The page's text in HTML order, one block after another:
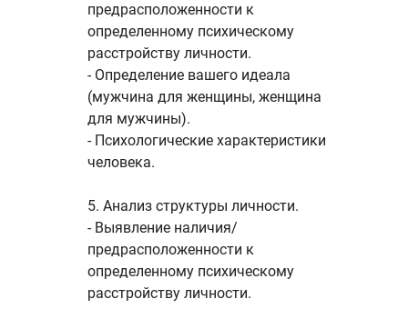
предрасположенности к
определенному психическому
расстройству личности.
- Определение вашего идеала
(мужчина для женщины, женщина
для мужчины).
- Психологические характеристики
человека.
5. Анализ структуры личности.
- Выявление наличия/
предрасположенности к
определенному психическому
расстройству личности.